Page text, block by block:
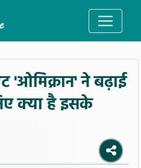
'ओमिक्रान' ने बढ़ाई
क्या है इसके